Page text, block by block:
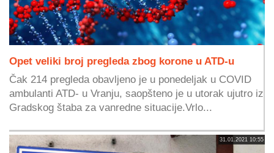
Opet veliki broj pregleda zbog korone u ATD-u
Čak 214 pregleda obavljeno je u ponedeljak u COVID
ambulanti ATD- u Vranju, saopšteno je u utorak ujutro iz
Gradskog štaba za vanredne situacije.Vrlo...
31.01.2021 10:55